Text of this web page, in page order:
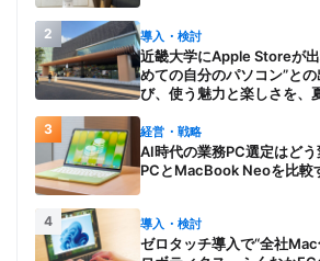
2 導入・検討
近畿大学にApple Storeが
めての自分のパソコン”と
び、使う魅力と楽しさを、
3 経営・戦略
AI時代の業務PC選定はど
PCとMacBook Neoを比較
4 導入・検討
ゼロタッチ導入で“全社